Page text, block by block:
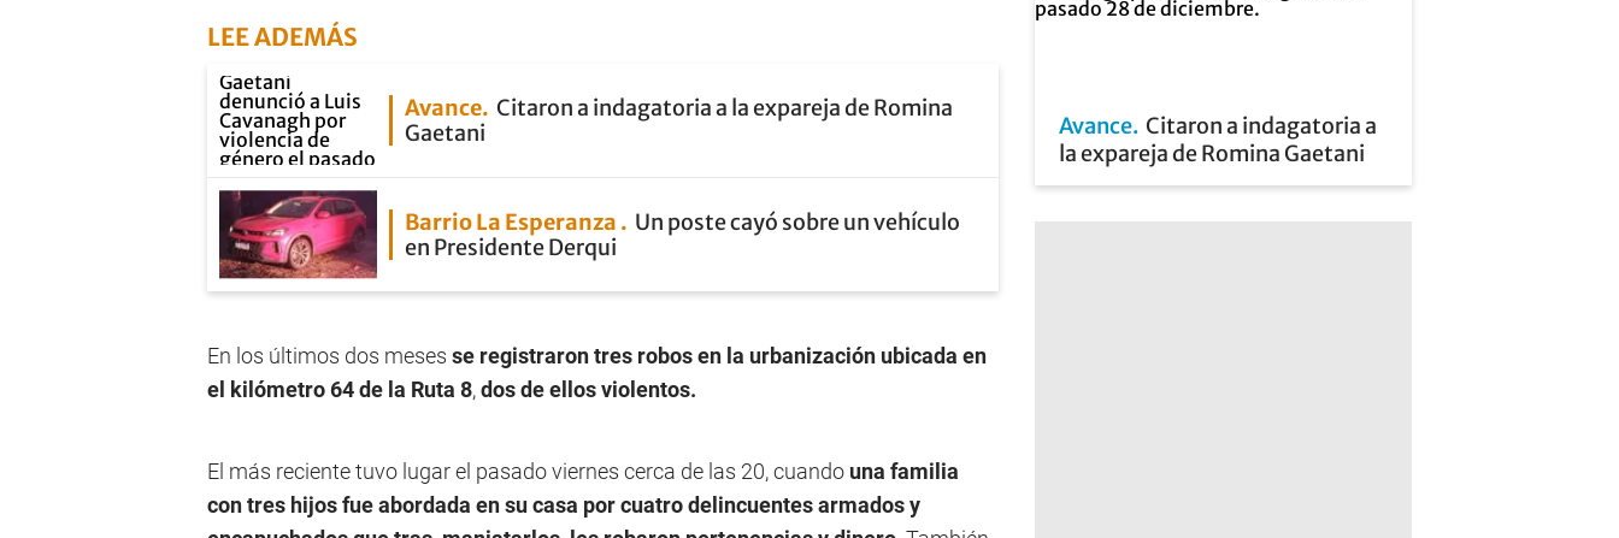
LEE ADEMÁS
Avance Citaron a indagatoria a la expareja de Romina
Gaetani
Barrio La Esperanza
Un poste cayó sobre un vehículo
en Presidente Derqui
En los últimos dos meses se registraron tres robos en la urbanización ubicada en
el kilómetro 64 de la Ruta 8,dos de ellos violentos.
El más reciente tuvo lugar el pasado viernes cerca de las 20, cuando una familia
con tres hijos fue abordada en su casa por cuatro delincuentes armados y
Avance Citaron a indagatoria a
la expareja de Romina Gaetani